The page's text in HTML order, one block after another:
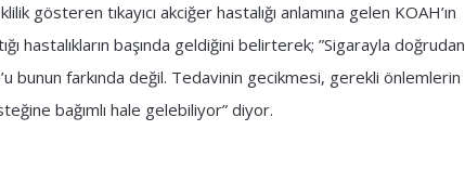
gösteren tıkayıcı akciğer hastalığı anlamına gelen KOAH’ın
hastalıkların başında geldiğini belirterek; ”Sigarayla doğrudan
bunun farkında değil. Tedavinin gecikmesi, gerekli önlemlerin
bağımlı hale gelebiliyor” diyor.